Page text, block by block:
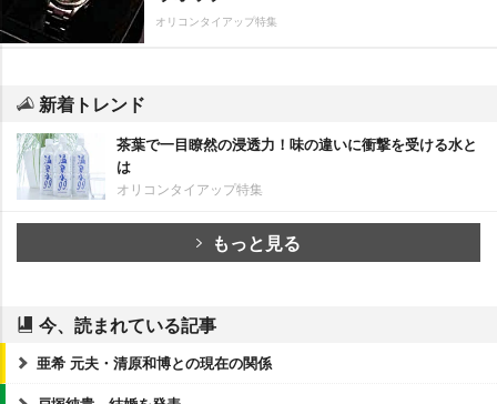
オリコンタイアップ特集
新着トレンド
茶葉で一目瞭然の浸透力！味の違いに衝撃を受ける水と
は
オリコンタイアップ特集
もっと見る
今、読まれている記事
亜希 元夫・清原和博との現在の関係